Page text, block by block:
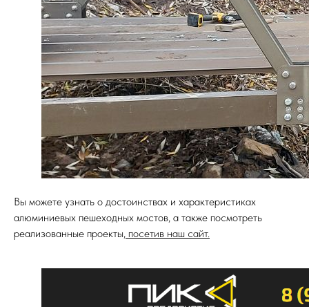
Вы можете узнать о достоинствах и характеристиках
алюминиевых пешеходных мостов, а также посмотреть
реализованные проекты, посетив наш сайт.